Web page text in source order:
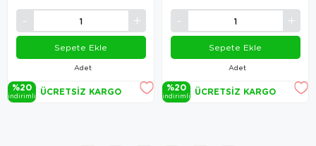
Adet
Sepete Ekle
%20
i̇ndi̇ri̇mli̇ ÜCRETSIZ KARGO
Adet
Sepete Ekle
%20
i̇ndi̇ri̇mli̇ ÜCRETSIZ KARGO